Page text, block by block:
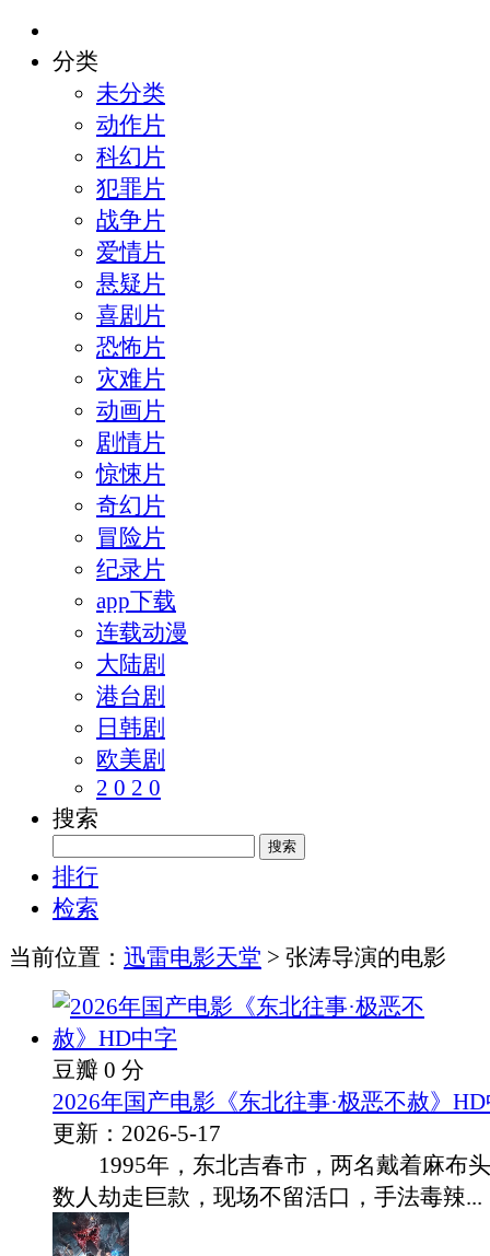
分类
未分类
动作片
科幻片
犯罪片
战争片
爱情片
悬疑片
喜剧片
恐怖片
灾难片
动画片
剧情片
惊悚片
奇幻片
冒险片
纪录片
app下载
连载动漫
大陆剧
港台剧
日韩剧
欧美剧
2 0 2 0
搜索
排行
检索
当前位置： 迅雷电影天堂 > 张涛导演的电影
豆瓣 0 分
2026年国产电影《东北往事·极恶不赦》
更新：2026-5-17
1995年，东北吉春市，两名戴着麻布
数人劫走巨款，现场不留活口，手法毒辣...